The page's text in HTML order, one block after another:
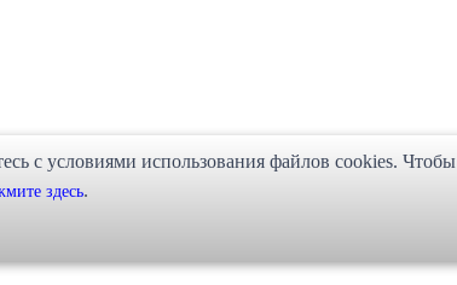
с условиями использования файлов cookies. Чтобы
здесь.